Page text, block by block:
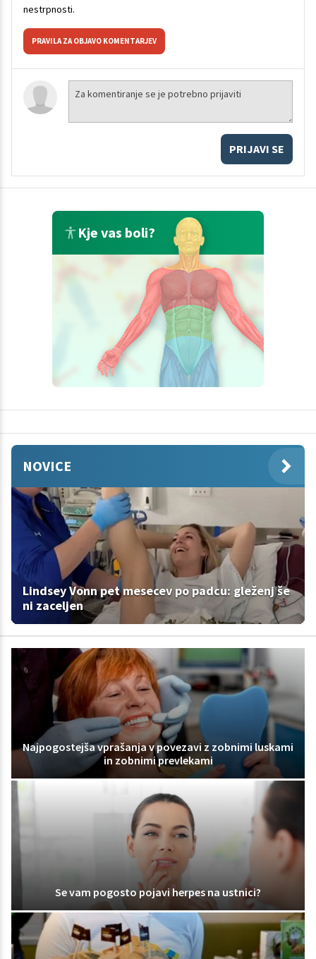
nestrpnosti.
PRAVILA ZA OBJAVO KOMENTARJEV
PRIJAVI SE
Kje vas boli?
NOVICE
Lindsey Vonn pet mesecev po padcu: gleženj še
ni zaceljen
Najpogostejša vprašanja v povezavi z zobnimi luskami
in zobnimi prevlekami
Se vam pogosto pojavi herpes na ustnici?